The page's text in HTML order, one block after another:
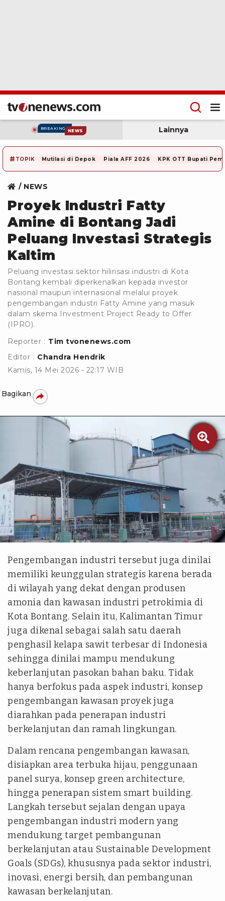
BREAKING NEWS Lainnya
# TOPIK Mutilasi di Depok Piala AFF 2026 KPK OTT Bupati
NEWS
Proyek Industri Fatty
Amine di Bontang Jadi
Peluang Investasi Strategis
Kaltim
Peluang investasi sektor hilirisasi industri di Kota
Bontang kembali diperkenalkan kepada investor
nasional maupun internasional melalui proyek
pengembangan industri Fatty Amine yang masuk
dalam skema Investment Project Ready to Offer
(IPRO).
Reporter : Tim tvonenews.com
Editor : Chandra Hendrik
Kamis, 14 Mei 2026 - 22:17 WIB
Bagikan

Istimewa
Pengembangan industri tersebut juga dinilai
memiliki keunggulan strategis karena berada
di wilayah yang dekat dengan produsen
amonia dan kawasan industri petrokimia di
Kota Bontang. Selain itu, Kalimantan Timur
juga dikenal sebagai salah satu daerah
penghasil kelapa sawit terbesar di Indonesia
sehingga dinilai mampu mendukung
keberlanjutan pasokan bahan baku. Tidak
hanya berfokus pada aspek industri, konsep
pengembangan kawasan proyek juga
diarahkan pada penerapan industri
berkelanjutan dan ramah lingkungan.
Dalam rencana pengembangan kawasan,
disiapkan area terbuka hijau, penggunaan
panel surya, konsep green architecture,
hingga penerapan sistem smart building.
Langkah tersebut sejalan dengan upaya
pengembangan industri modern yang
mendukung target pembangunan
berkelanjutan atau Sustainable Development
Goals (SDGs), khususnya pada sektor industri,
inovasi, energi bersih, dan pembangunan
kawasan berkelanjutan.